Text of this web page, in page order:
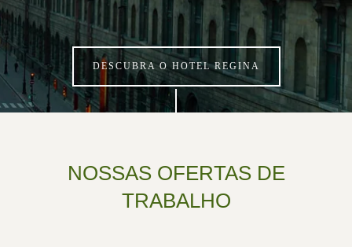
DESCUBRA O HOTEL REGINA
NOSSAS OFERTAS DE
TRABALHO